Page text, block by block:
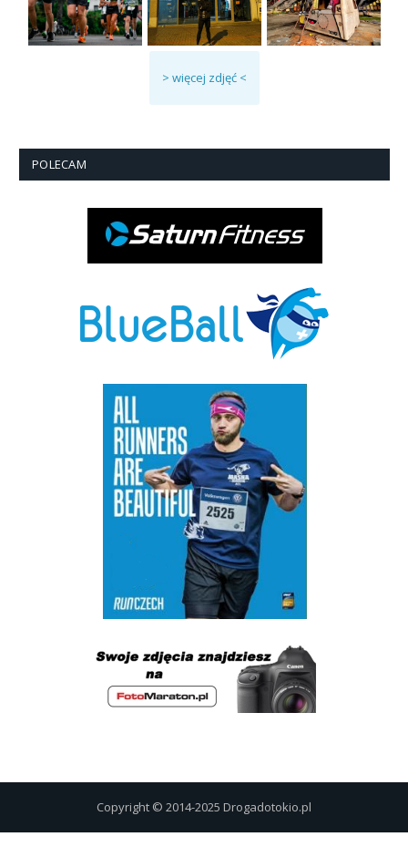
> więcej zdjęć <
POLECAM
Copyright © 2014-2025 Drogadotokio.pl